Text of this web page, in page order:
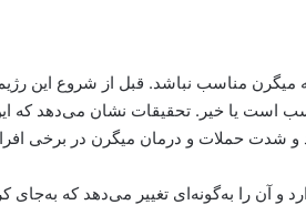
میگرن مناسب نباشد. قبل از شروع این
است یا خیر. تحقیقات نشان می‌دهد که
و شدت حملات و درمان میگرن در برخی
و آن را به‌گونه‌ای تغییر می‌دهد که به‌جای